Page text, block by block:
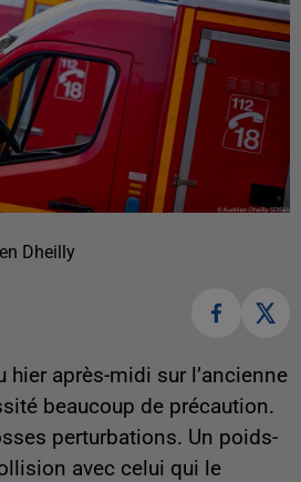
Dheilly
hier après-midi sur l’ancienne
beaucoup de précaution.
perturbations. Un poids-
avec celui qui le